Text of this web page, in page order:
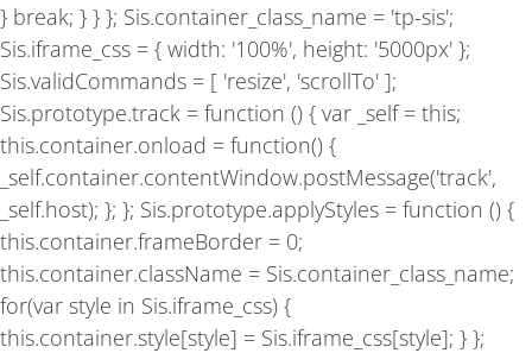
} break; } } }; Sis.container_class_name = 'tp-sis';
Sis.iframe_css = { width: '100%', height: '5000px' };
Sis.validCommands = [ 'resize', 'scrollTo' ];
Sis.prototype.track = function () { var _self = this;
this.container.onload = function() {
_self.container.contentWindow.postMessage('track',
_self.host); }; }; Sis.prototype.applyStyles = function () {
this.container.frameBorder = 0;
this.container.className = Sis.container_class_name;
for(var style in Sis.iframe_css) {
this.container.style[style] = Sis.iframe_css[style]; } };